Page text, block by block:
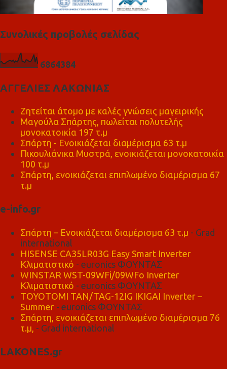
Συνολικές προβολές σελίδας
6864384
ΑΓΓΕΛΙΕΣ ΛΑΚΩΝΙΑΣ
Ζητείται άτομο με καλές γνώσεις μαγειρικής
Μαγούλα Σπάρτης, πωλείται πολυτελής
μονοκατοικία 197 τ.μ
Σπάρτη - Ενοικιάζεται διαμέρισμα 63 τ.μ
Πικουλιάνικα Μυστρά, ενοικιάζεται μονοκατοικία
100 τ.μ
Σπάρτη, ενοικιάζεται επιπλωμένο διαμέρισμα 67
τ.μ
e-info.gr
Σπάρτη – Ενοικιάζεται διαμέρισμα 63 τ.μ - Grad
international
HISENSE CA35LR03G Easy Smart Inverter
Κλιματιστικό - euronics ΦΟΥΝΤΑΣ
WINSTAR WST-09WFi/09WFo Inverter
Κλιματιστικό - euronics ΦΟΥΝΤΑΣ
TOYOTOMI TAN/TAG-12IG IKIGAI Inverter –
Summer - euronics ΦΟΥΝΤΑΣ
Σπάρτη, ενοικιάζεται επιπλωμένο διαμέρισμα 76
τ.μ, - Grad international
LAKONES.gr